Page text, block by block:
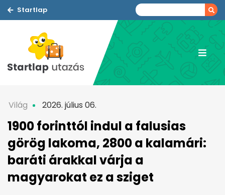
Startlap
Világ 2026. július 06.
1900 forinttól indul a falusias
görög lakoma, 2800 a kalamári:
baráti árakkal várja a
magyarokat ez a sziget